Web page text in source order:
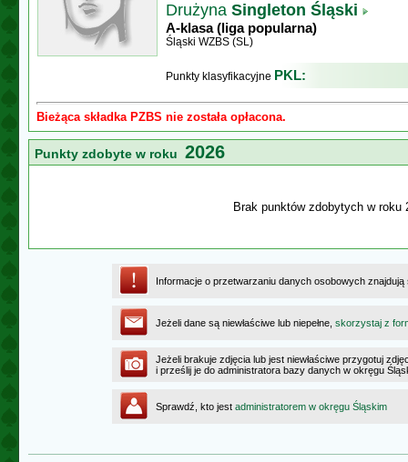
Drużyna Singleton Śląski
A-klasa (liga popularna)
Śląski WZBS (SL)
Punkty klasyfikacyjne PKL:
Bieżąca składka PZBS nie została opłacona.
Punkty zdobyte w roku 2026
Brak punktów zdobytych w roku
Informacje o przetwarzaniu danych osobowych
Jeżeli dane są niewłaściwe lub niepełne, skorzystaj z
Jeżeli brakuje zdjęcia lub jest niewłaściwe przygotuj
i prześlij je do administratora bazy danych w okręgu
Sprawdź, kto jest administratorem w okręgu Śląskim